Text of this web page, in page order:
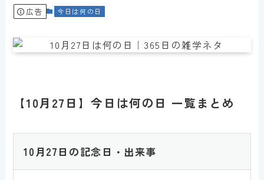
広告 今日は何の日
【10月27日】今日は何の日 一覧まとめ
10月27日の記念日・出来事